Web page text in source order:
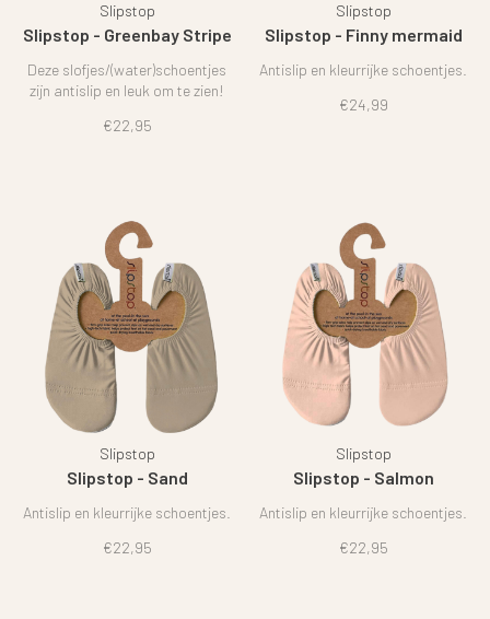
Slipstop
Slipstop - Greenbay Stripe
Deze slofjes/(water)schoentjes
zijn antislip en leuk om te zien!
€22,95
Slipstop
Slipstop - Finny mermaid
Antislip en kleurrijke schoentjes.
€24,99
Slipstop
Slipstop - Sand
Antislip en kleurrijke schoentjes.
€22,95
Slipstop
Slipstop - Salmon
Antislip en kleurrijke schoentjes.
€22,95